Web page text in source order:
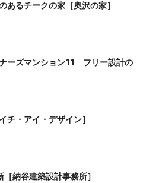
あるチークの家［奥沢の家］
ーズマンション11 フリー設計の
チ・アイ・デザイン］
納谷建築設計事務所］